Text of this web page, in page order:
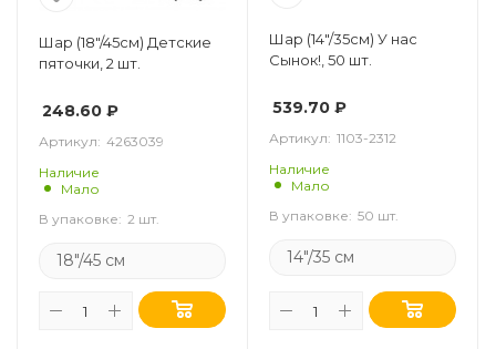
Шар (18"/45см) Детские
пяточки, 2 шт.
248.60 ₽
Артикул: 4263039
Наличие
Мало
В упаковке: 2 шт.
18"/45 см
Шар (14"/35см) У нас
Сынок!, 50 шт.
539.70 ₽
Артикул: 1103-2312
Наличие
Мало
В упаковке: 50 шт.
14"/35 см